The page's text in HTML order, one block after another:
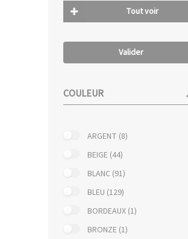
Tout voir
Valider
COULEUR
ARGENT (8)
BEIGE (44)
BLANC (91)
BLEU (129)
BORDEAUX (1)
BRONZE (1)